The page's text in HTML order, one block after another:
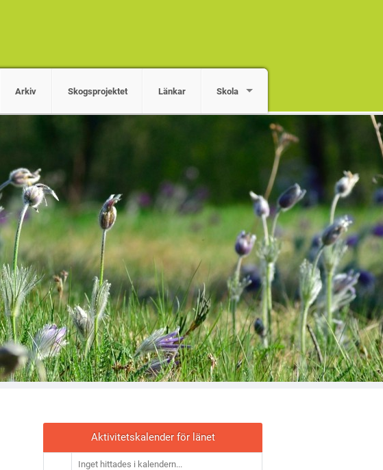
Arkiv Skogsprojektet Länkar Skola
Aktivitetskalender för länet
Inget hittades i kalendern...